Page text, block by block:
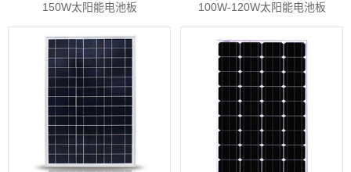
150W太阳能电池板 100W-120W太阳能电池板